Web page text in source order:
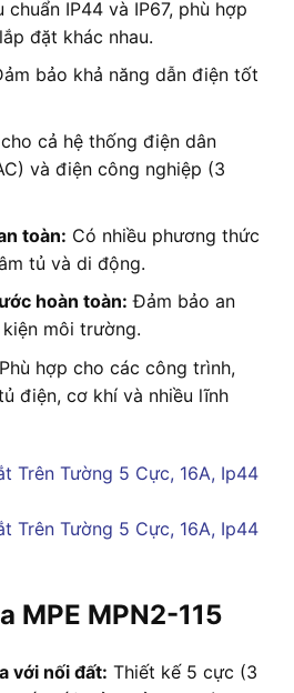
IP44 và IP67, phù hợp
đặt khác nhau.
bảo khả năng dẫn điện tốt
cả hệ thống điện dân
và điện công nghiệp (3
toàn: Có nhiều phương thức
tủ và di động.
hoàn toàn: Đảm bảo an
môi trường.
Phù hợp cho các công trình,
điện, cơ khí và nhiều lĩnh
MPE MPN2-115
với nối đất: Thiết kế 5 cực (3